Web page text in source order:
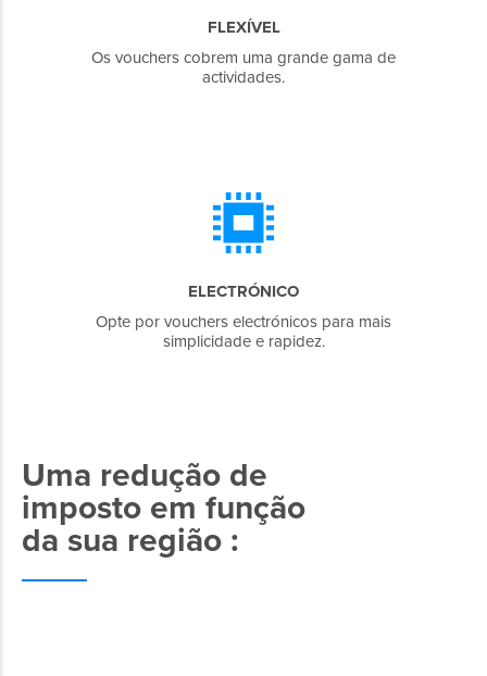
FLEXÍVEL
Os vouchers cobrem uma grande gama de
actividades.
ELECTRÓNICO
Opte por vouchers electrónicos para mais
simplicidade e rapidez.
Uma redução de
imposto em função
da sua região :